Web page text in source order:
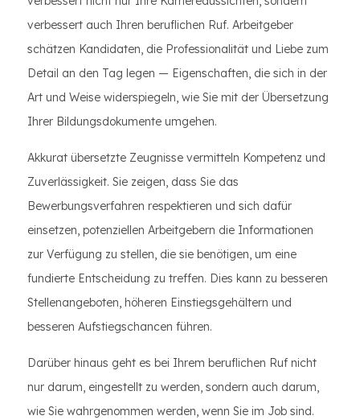
verbessert auch Ihren beruflichen Ruf. Arbeitgeber
schätzen Kandidaten, die Professionalität und Liebe zum
Detail an den Tag legen — Eigenschaften, die sich in der
Art und Weise widerspiegeln, wie Sie mit der Übersetzung
Ihrer Bildungsdokumente umgehen.
Akkurat übersetzte Zeugnisse vermitteln Kompetenz und
Zuverlässigkeit. Sie zeigen, dass Sie das
Bewerbungsverfahren respektieren und sich dafür
einsetzen, potenziellen Arbeitgebern die Informationen
zur Verfügung zu stellen, die sie benötigen, um eine
fundierte Entscheidung zu treffen. Dies kann zu besseren
Stellenangeboten, höheren Einstiegsgehältern und
besseren Aufstiegschancen führen.
Darüber hinaus geht es bei Ihrem beruflichen Ruf nicht
nur darum, eingestellt zu werden, sondern auch darum,
wie Sie wahrgenommen werden, wenn Sie im Job sind.